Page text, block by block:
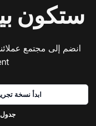
ستكون
انضم إلى مجتمع
ابدأ نسخة